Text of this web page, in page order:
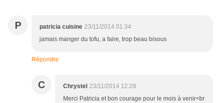
P patricia cuisine 23/11/2014 01:34
jamais manger du tofu, a faire, trop beau bisous
Répondre
C Chrystel 23/11/2014 12:28
Merci Patricia et bon courage pour le mois à venir<br